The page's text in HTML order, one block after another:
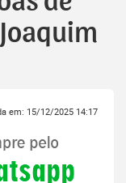
em: 15/12/2025 14:17